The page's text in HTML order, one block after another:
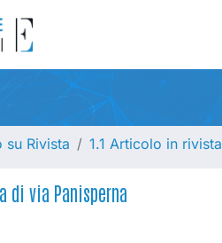
su Rivista 1.1 Articolo in rivista
di via Panisperna